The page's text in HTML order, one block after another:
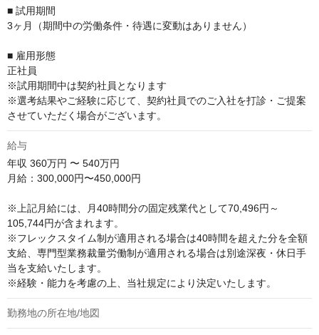
■ 試用期間
3ヶ月（期間中の労働条件・待遇に変動はありません）
■ 雇用形態
正社員
※試用期間中は契約社員となります
※選考結果やご経験に応じて、契約社員でのご入社を打診・ご提案
させていただく場合がございます。
給与
年収 360万円 〜 540万円
月給：300,000円〜450,000円
※上記月給には、月40時間分の固定残業代として70,496円～
105,744円が含まれます。
※フレックスタイム制が適用される場合は40時間を超えた分を全額
支給、専門型業務裁量労働制が適用される場合は別途深夜・休日手
当を支給いたします。
※経験・能力を考慮の上、当社規定により決定いたします。
勤務地の所在地/地図